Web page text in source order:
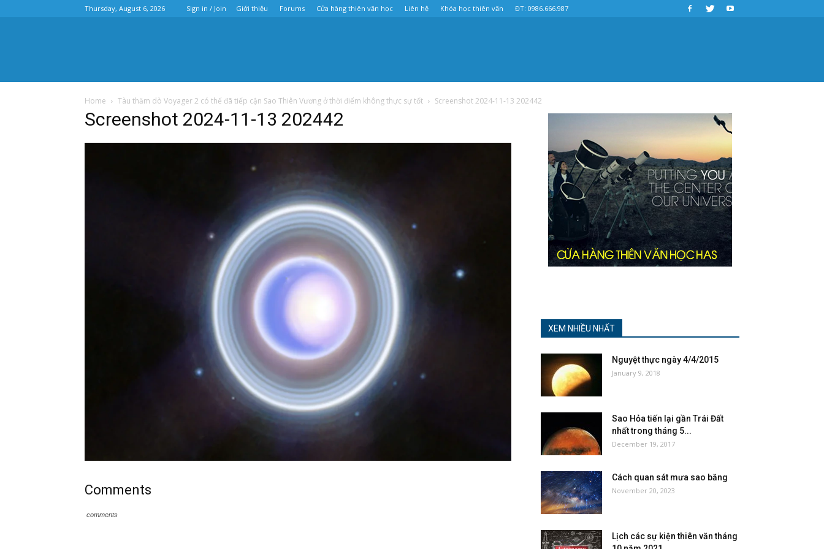
Thursday, August 6, 2026 Sign in / Join Giới thiệu Forums Cửa hàng thiên văn học Liên hệ Khóa học thiên văn ĐT: 0986.666.987
Home Tàu thăm dò Voyager 2 có thể đã tiếp cận Sao Thiên Vương ở thời điểm không thực sự tốt Screenshot 2024-11-13 202442
Screenshot 2024-11-13 202442
Comments
comments
XEM NHIỀU NHẤT
Nguyệt thực ngày 4/4/2015
January 9, 2018
Sao Hỏa tiến lại gần Trái Đất
nhất trong tháng 5...
December 19, 2017
Cách quan sát mưa sao băng
November 20, 2023
Lịch các sự kiện thiên văn tháng